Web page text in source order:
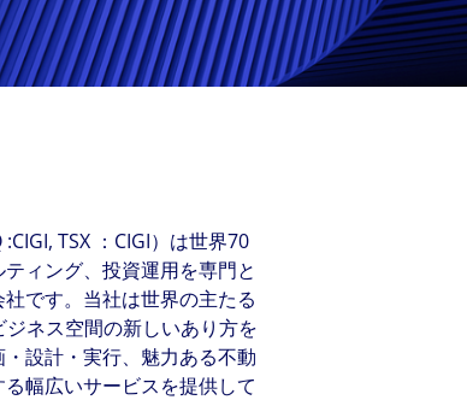
New Zealand
Philippines
Singapore
Italy
Netherlands
Norway
Romania
Spain
Sweden
United Kingdom
Colliers' early careers offering
Our recruitment process
Occupier Services roles
TSX ：CIGI）は世界70
ィング、投資運用を専門と
です。当社は世界の主たる
ネス空間の新しいあり方を
設計・実行、魅力ある不動
幅広いサービスを提供して
the